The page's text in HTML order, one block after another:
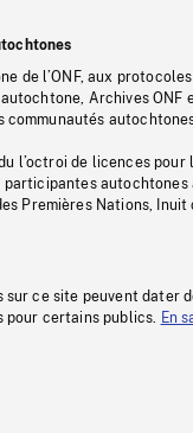
de l’ONF, aux
Archives
communautés
l’octroi de licences
autochtones
Premières Nations, Inuit
sur ce site peuvent dater
certains publics.
En